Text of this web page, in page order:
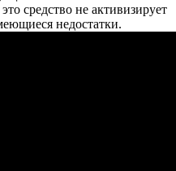
средство не активизирует
недостатки.